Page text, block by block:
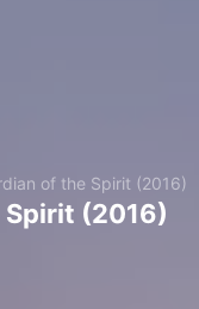
of the Spirit (2016)
(2016)